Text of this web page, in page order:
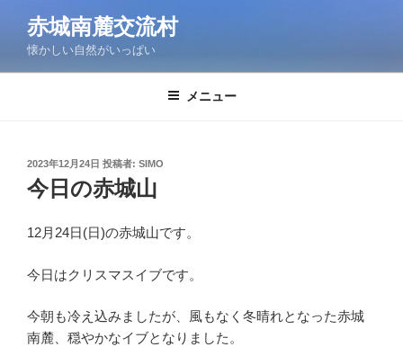
ン
赤城南麓交流村
懐かしい自然がいっぱい
メニュー
投
稿
日:
2023年12月24日 投稿者: SIMO
今日の赤城山
12月24日(日)の赤城山です。
今日はクリスマスイブです。
今朝も冷え込みましたが、風もなく冬晴れとなった赤城
南麓、穏やかなイブとなりました。